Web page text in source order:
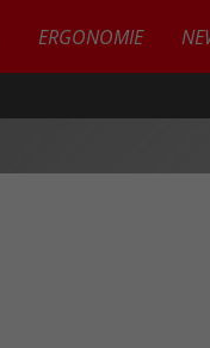
ERGONOMIE